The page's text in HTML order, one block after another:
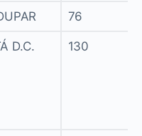
76
D.C. 130